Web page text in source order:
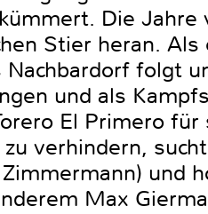
Die Jahre
Stier heran.
folgt
und als
El Primero
verhindern,
und
Max